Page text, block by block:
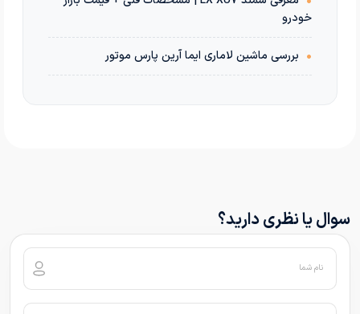
خودرو
• بررسی ماشین لاماری ایما آرین پارس موتور
سوال یا نظری دارید؟
نام شما